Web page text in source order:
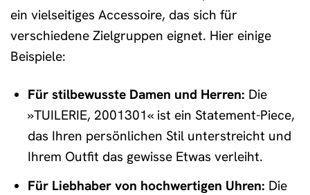
ein vielseitiges Accessoire, das sich für
verschiedene Zielgruppen eignet. Hier einige
Beispiele:
Für stilbewusste Damen und Herren: Die
»TUILERIE, 2001301« ist ein Statement-Piece,
das Ihren persönlichen Stil unterstreicht und
Ihrem Outfit das gewisse Etwas verleiht.
Für Liebhaber von hochwertigen Uhren: Die